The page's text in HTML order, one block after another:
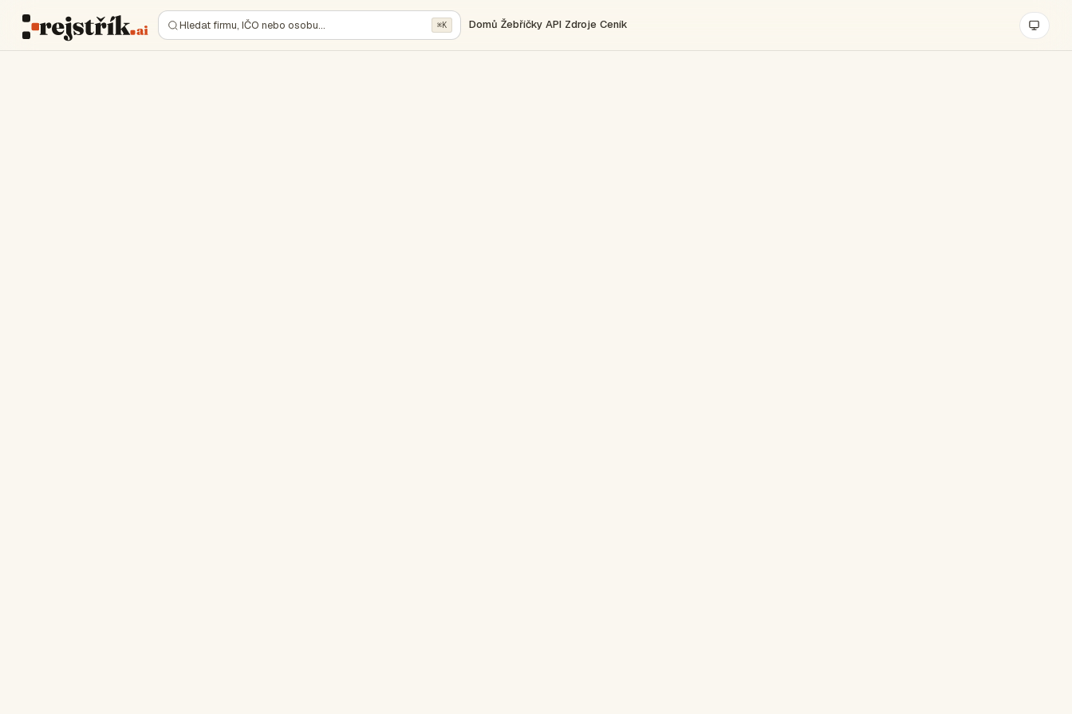
Hledat firmu, IČO nebo osobu… ⌘K Domů Žebříčky API Zdroje Ceník